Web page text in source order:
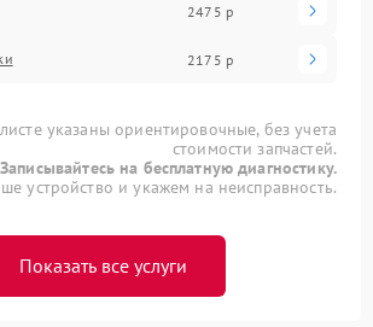
2475 р
2175 р
указаны ориентировочные, без учета
стоимости запчастей.
Записывайтесь на бесплатную диагностику.
устройство и укажем на неисправность.
Показать все услуги